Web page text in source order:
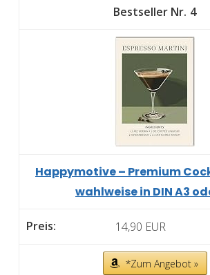
4
Happymotive – Premium
wahlweise in DIN A3
14,90 EUR
*Zum Angebot »